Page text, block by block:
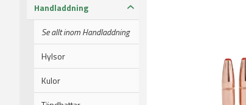
Handladdning
Se allt inom Handladdning
Hylsor
Kulor